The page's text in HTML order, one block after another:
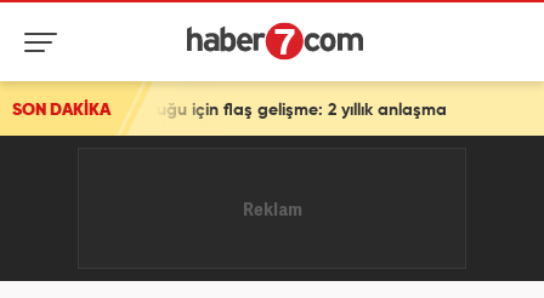
SON DAKİKA
için flaş gelişme: 2 yıllık anlaşma